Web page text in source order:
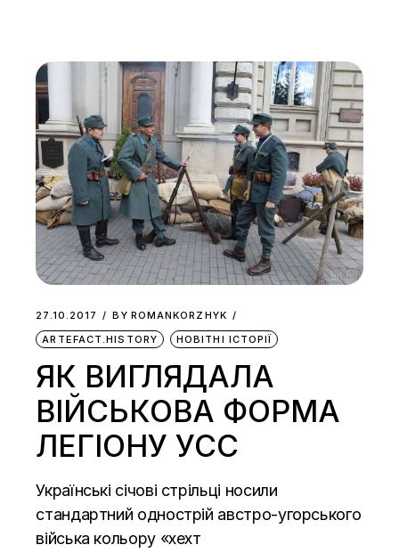
27.10.2017 BY ROMANKORZHYK
ARTEFACT.HISTORY
НОВІТНІ ІСТОРІЇ
ЯК ВИГЛЯДАЛА
ВІЙСЬКОВА ФОРМА
ЛЕГІОНУ УСС
Українські січові стрільці носили
стандартний однострій австро-угорського
війська кольору «хехт